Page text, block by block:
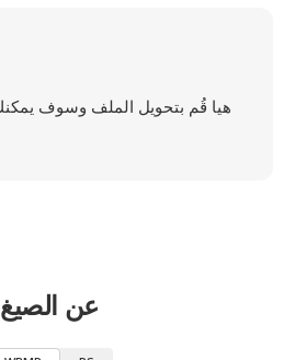
هيا قُم بتحويل الملف وسوف
عن الصيغ